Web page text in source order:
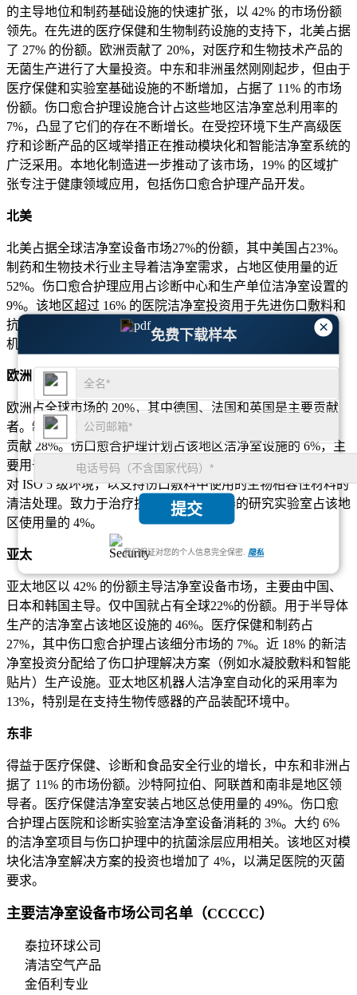
×
免费下载样本
提交
我们保证对您的个人信息完全保密. 隐私
的主导地位和制药基础设施的快速扩张，以 42% 的市场份额
领先。在先进的医疗保健和生物制药设施的支持下，北美占据
了 27% 的份额。欧洲贡献了 20%，对医疗和生物技术产品的
无菌生产进行了大量投资。中东和非洲虽然刚刚起步，但由于
医疗保健和实验室基础设施的不断增加，占据了 11% 的市场
份额。伤口愈合护理设施合计占这些地区洁净室总利用率的
7%，凸显了它们的存在不断增长。在受控环境下生产高级医
疗和诊断产品的区域举措正在推动模块化和智能洁净室系统的
广泛采用。本地化制造进一步推动了该市场，19% 的区域扩
张专注于健康领域应用，包括伤口愈合护理产品开发。
北美
北美占据全球洁净室设备市场27%的份额，其中美国占23%。
制药和生物技术行业主导着洁净室需求，占地区使用量的近
52%。伤口愈合护理应用占诊断中心和生产单位洁净室设置的
9%。该地区超过 16% 的医院洁净室投资用于先进伤口敷料和
抗菌产品制造。此外，11% 的北美洁净室升级包括自动化和
机器人处理，用于伤口监测设备中高效生物传感器的开发。
欧洲
欧洲占全球市场的 20%，其中德国、法国和英国是主要贡献
者。制药洁净室占欧洲需求的 48%，而医疗设备生产设施则
贡献 28%。伤口愈合护理计划占该地区洁净室设施的 6%，主
要用于抗菌产品包装和无菌诊断。大约 14% 的洁净室升级针
对 ISO 5 级环境，以支持伤口敷料中使用的生物相容性材料的
清洁处理。致力于治疗技术和生物传感器的研究实验室占该地
区使用量的 4%。
亚太
亚太地区以 42% 的份额主导洁净室设备市场，主要由中国、
日本和韩国主导。仅中国就占有全球22%的份额。用于半导体
生产的洁净室占该地区设施的 46%。医疗保健和制药占
27%，其中伤口愈合护理占该细分市场的 7%。近 18% 的新洁
净室投资分配给了伤口护理解决方案（例如水凝胶敷料和智能
贴片）生产设施。亚太地区机器人洁净室自动化的采用率为
13%，特别是在支持生物传感器的产品装配环境中。
东非
得益于医疗保健、诊断和食品安全行业的增长，中东和非洲占
据了 11% 的市场份额。沙特阿拉伯、阿联酋和南非是地区领
导者。医疗保健洁净室安装占地区总使用量的 49%。伤口愈
合护理占医院和诊断实验室洁净室设备消耗的 3%。大约 6%
的洁净室项目与伤口护理中的抗菌涂层应用相关。该地区对模
块化洁净室解决方案的投资也增加了 4%，以满足医院的灭菌
要求。
主要洁净室设备市场公司名单（CCCCC）
泰拉环球公司
清洁空气产品
金佰利专业